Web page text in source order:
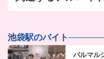
池袋駅のバイト
バルマル